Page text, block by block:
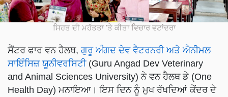
ਸਿਹਤ ਦੀ ਮਹੱਤਤਾ 'ਤੇ ਕੀਤਾ ਵਿਚਾਰ ਵਟਾਂਦਰਾ
ਸੈਂਟਰ ਫਾਰ ਵਨ ਹੈਲਥ, ਗੁਰੂ ਅੰਗਦ ਦੇਵ ਵੈਟਰਨਰੀ ਅਤੇ ਐਨੀਮਲ
ਸਾਇੰਸਿਜ਼ ਯੂਨੀਵਰਸਿਟੀ(Guru Angad Dev Veterinary
and Animal Sciences University) ਨੇ ਵਨ ਹੈਲਥ ਡੇ (One
Health Day) ਮਨਾਇਆ। ਇਸ ਦਿਨ ਨੂੰ ਮੁਖ ਰੱਖਦਿਆਂ ਕੇਂਦਰ ਦੇ